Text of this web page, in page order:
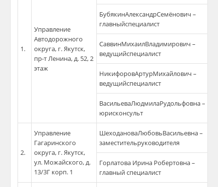
1.
Управление
Автодорожного
округа, г. Якутск,
пр-т Ленина, д. 52, 2
этаж
БубякинАлександрСемёнович –
главныйспециалист
СаввинМихаилВладимирович –
ведущийспециалист
НикифоровАртурМихайлович –
ведущийспециалист
ВасильеваЛюдмилаРудольфовна –
юрисконсульт
2.
Управление
Гагаринского
округа, г. Якутск,
ул. Можайского, д.
13/3Г корп. 1
ШеходановаЛюбовьВасильевна –
заместительруководителя
Горлатова Ирина Робертовна –
главный специалист